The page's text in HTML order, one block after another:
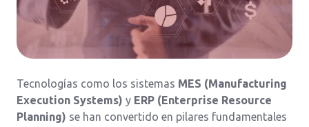
Tecnologías como los sistemas MES (Manufacturing
Execution Systems) y ERP (Enterprise Resource
Planning) se han convertido en pilares fundamentales